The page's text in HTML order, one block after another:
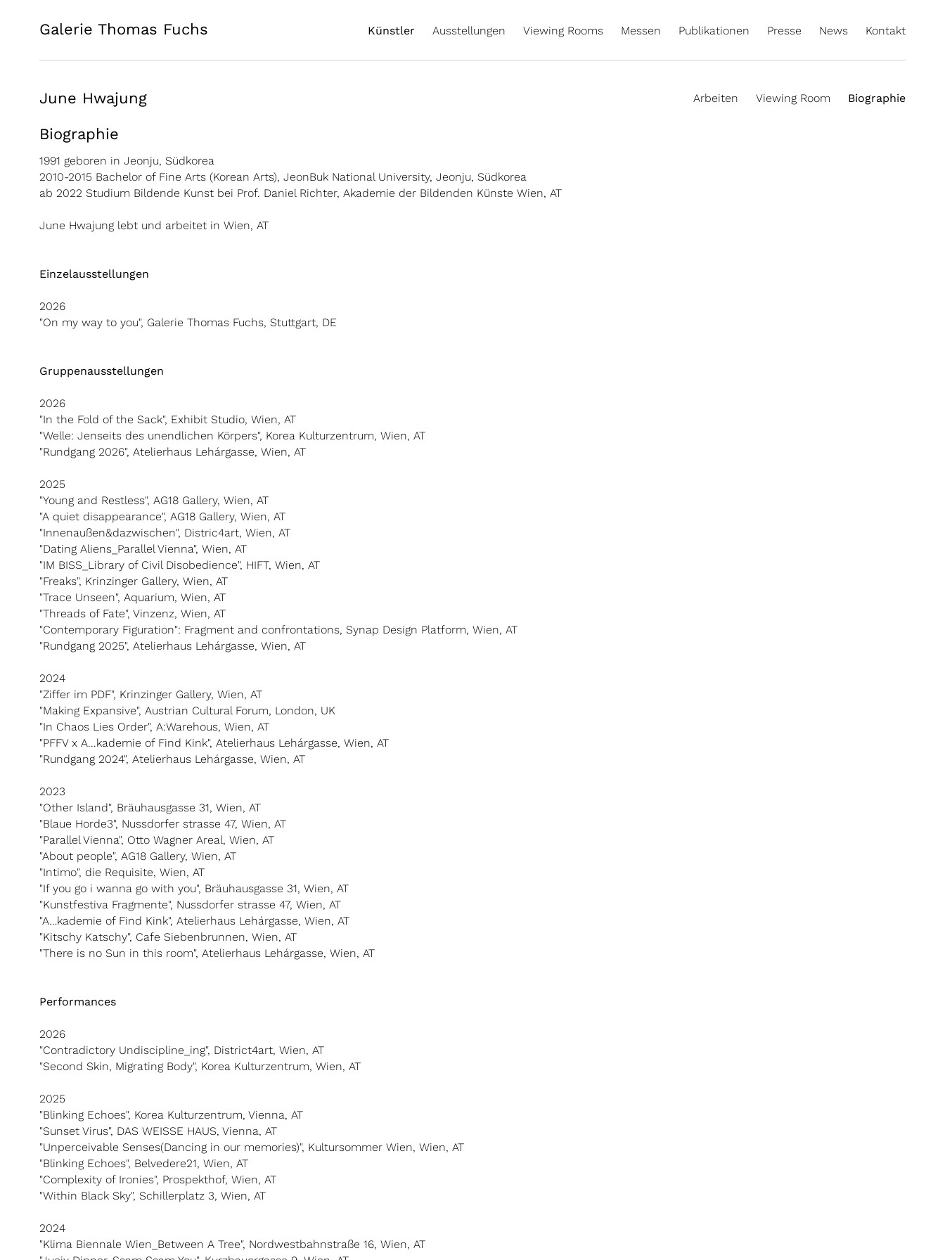
Galerie Thomas Fuchs Künstler Ausstellungen Viewing Rooms Messen Publikationen Presse News Kontakt
June Hwajung Arbeiten Viewing Room Biographie
Biographie
1991 geboren in Jeonju, Südkorea
2010-2015 Bachelor of Fine Arts (Korean Arts), JeonBuk National University, Jeonju, Südkorea
ab 2022 Studium Bildende Kunst bei Prof. Daniel Richter, Akademie der Bildenden Künste Wien, AT
June Hwajung lebt und arbeitet in Wien, AT
Einzelausstellungen
2026
"On my way to you", Galerie Thomas Fuchs, Stuttgart, DE
Gruppenausstellungen
2026
"In the Fold of the Sack", Exhibit Studio, Wien, AT
"Welle: Jenseits des unendlichen Körpers", Korea Kulturzentrum, Wien, AT
"Rundgang 2026", Atelierhaus Lehárgasse, Wien, AT
2025
"Young and Restless", AG18 Gallery, Wien, AT
"A quiet disappearance", AG18 Gallery, Wien, AT
"Innenaußen&dazwischen", Distric4art, Wien, AT
"Dating Aliens_Parallel Vienna", Wien, AT
"IM BISS_Library of Civil Disobedience", HIFT, Wien, AT
"Freaks", Krinzinger Gallery, Wien, AT
"Trace Unseen", Aquarium, Wien, AT
"Threads of Fate", Vinzenz, Wien, AT
"Contemporary Figuration": Fragment and confrontations, Synap Design Platform, Wien, AT
"Rundgang 2025", Atelierhaus Lehárgasse, Wien, AT
2024
"Ziffer im PDF", Krinzinger Gallery, Wien, AT
"Making Expansive", Austrian Cultural Forum, London, UK
"In Chaos Lies Order", A:Warehous, Wien, AT
"PFFV x A...kademie of Find Kink", Atelierhaus Lehárgasse, Wien, AT
"Rundgang 2024", Atelierhaus Lehárgasse, Wien, AT
2023
"Other Island", Bräuhausgasse 31, Wien, AT
"Blaue Horde3", Nussdorfer strasse 47, Wien, AT
"Parallel Vienna", Otto Wagner Areal, Wien, AT
"About people", AG18 Gallery, Wien, AT
"Intimo", die Requisite, Wien, AT
"If you go i wanna go with you", Bräuhausgasse 31, Wien, AT
"Kunstfestiva Fragmente", Nussdorfer strasse 47, Wien, AT
"A…kademie of Find Kink", Atelierhaus Lehárgasse, Wien, AT
"Kitschy Katschy", Cafe Siebenbrunnen, Wien, AT
"There is no Sun in this room", Atelierhaus Lehárgasse, Wien, AT
Performances
2026
"Contradictory Undiscipline_ing", District4art, Wien, AT
"Second Skin, Migrating Body", Korea Kulturzentrum, Wien, AT
2025
"Blinking Echoes", Korea Kulturzentrum, Vienna, AT
"Sunset Virus", DAS WEISSE HAUS, Vienna, AT
"Unperceivable Senses(Dancing in our memories)", Kultursommer Wien, Wien, AT
"Blinking Echoes", Belvedere21, Wien, AT
"Complexity of Ironies", Prospekthof, Wien, AT
"Within Black Sky", Schillerplatz 3, Wien, AT
2024
"Klima Biennale Wien_Between A Tree", Nordwestbahnstraße 16, Wien, AT